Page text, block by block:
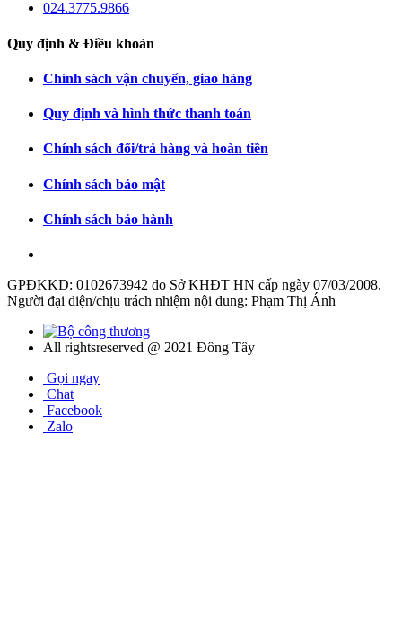
024.3775.9866
Quy định & Điều khoản
Chính sách vận chuyển, giao hàng
Quy định và hình thức thanh toán
Chính sách đổi/trả hàng và hoàn tiền
Chính sách bảo mật
Chính sách bảo hành
GPĐKKD: 0102673942 do Sở KHĐT HN cấp ngày 07/03/2008.
Người đại diện/chịu trách nhiệm nội dung: Phạm Thị Ánh
All rightsreserved @ 2021 Đông Tây
Gọi ngay
Chat
Facebook
Zalo